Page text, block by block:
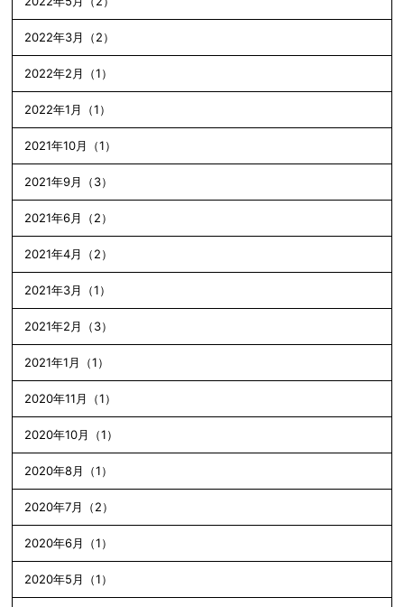
2022年3月（2）
2022年2月（1）
2022年1月（1）
2021年10月（1）
2021年9月（3）
2021年6月（2）
2021年4月（2）
2021年3月（1）
2021年2月（3）
2021年1月（1）
2020年11月（1）
2020年10月（1）
2020年8月（1）
2020年7月（2）
2020年6月（1）
2020年5月（1）